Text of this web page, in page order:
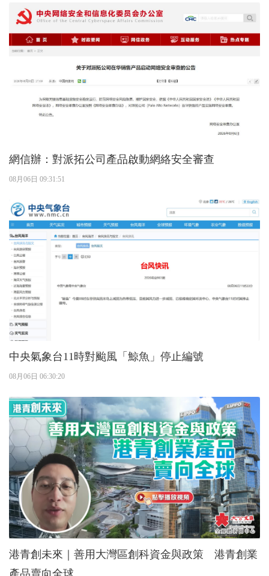
網信辦：對派拓公司產品啟動網絡安全審查
08月06日 09:31:51
中央氣象台11時對颱風「鯨魚」停止編號
08月06日 06:30:20
港青創未來｜善用大灣區創科資金與政策 港青創業
產品賣向全球